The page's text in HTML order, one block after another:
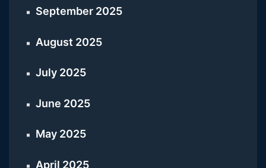
September 2025
August 2025
July 2025
June 2025
May 2025
April 2025